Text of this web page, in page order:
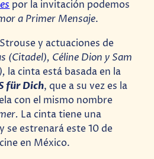
por la invitación podemos
a Primer Mensaje.
y actuaciones de
(Citadel), Céline Dion y Sam
la cinta está basada en la
für Dich, que a su vez es la
con el mismo nombre
La cinta tiene una
se estrenará este 10 de
en México.